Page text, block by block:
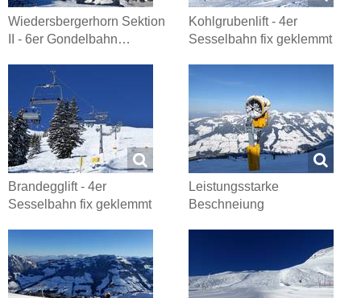
Wiedersbergerhorn Sektion
II - 6er Gondelbahn…
Kohlgrubenlift - 4er
Sesselbahn fix geklemmt
Brandegglift - 4er
Sesselbahn fix geklemmt
Leistungsstarke
Beschneiung